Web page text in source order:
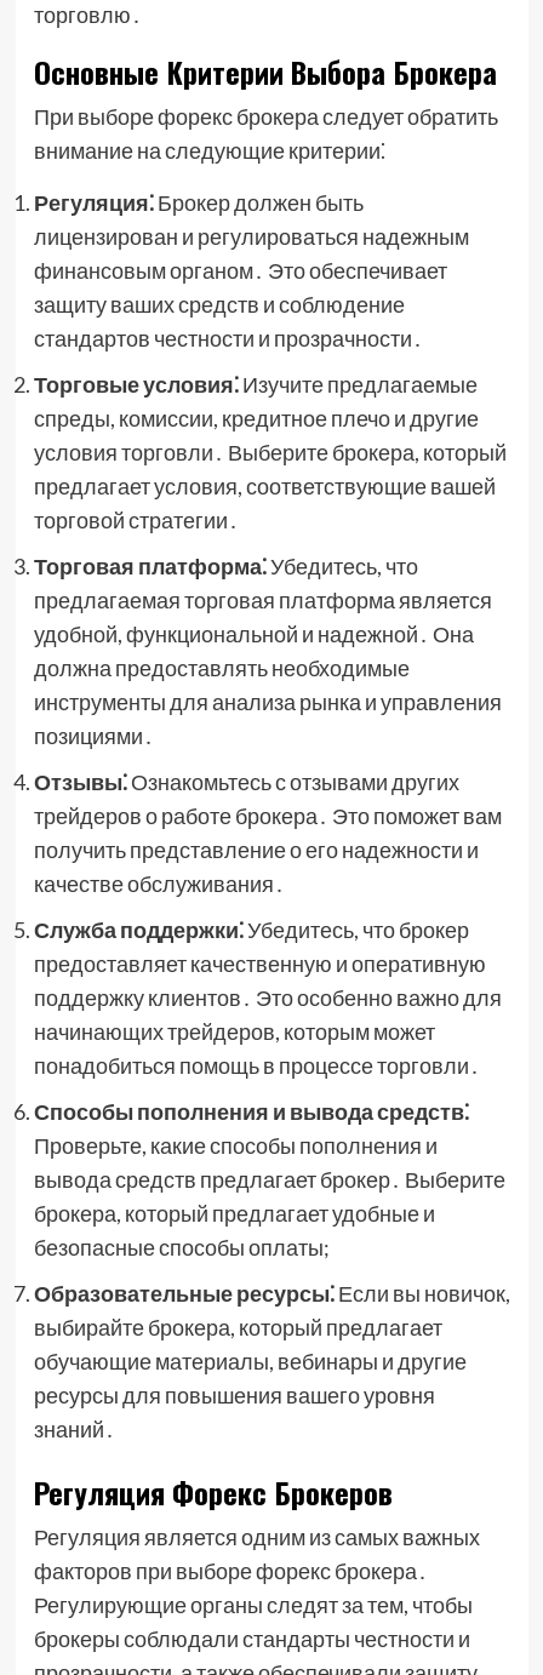
торговлю․
Основные Критерии Выбора Брокера
При выборе форекс брокера следует обратить
внимание на следующие критерии⁚
Регуляция⁚Брокер должен быть
лицензирован и регулироваться надежным
финансовым органом․ Это обеспечивает
защиту ваших средств и соблюдение
стандартов честности и прозрачности․
Торговые условия⁚Изучите предлагаемые
спреды, комиссии, кредитное плечо и другие
условия торговли․ Выберите брокера, который
предлагает условия, соответствующие вашей
торговой стратегии․
Торговая платформа⁚Убедитесь, что
предлагаемая торговая платформа является
удобной, функциональной и надежной․ Она
должна предоставлять необходимые
инструменты для анализа рынка и управления
позициями․
Отзывы⁚Ознакомьтесь с отзывами других
трейдеров о работе брокера․ Это поможет вам
получить представление о его надежности и
качестве обслуживания․
Служба поддержки⁚Убедитесь, что брокер
предоставляет качественную и оперативную
поддержку клиентов․ Это особенно важно для
начинающих трейдеров, которым может
понадобиться помощь в процессе торговли․
Способы пополнения и вывода средств⁚
Проверьте, какие способы пополнения и
вывода средств предлагает брокер․ Выберите
брокера, который предлагает удобные и
безопасные способы оплаты;
Образовательные ресурсы⁚Если вы новичок,
выбирайте брокера, который предлагает
обучающие материалы, вебинары и другие
ресурсы для повышения вашего уровня
знаний․
Регуляция Форекс Брокеров
Регуляция является одним из самых важных
факторов при выборе форекс брокера․
Регулирующие органы следят за тем, чтобы
брокеры соблюдали стандарты честности и